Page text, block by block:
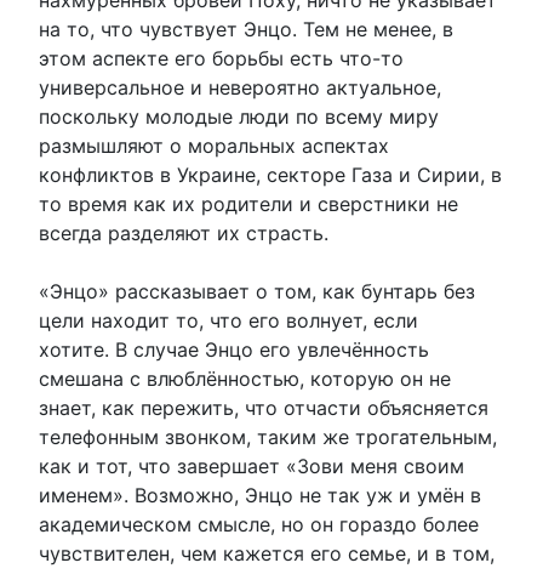
на то, что чувствует Энцо. Тем не менее, в
этом аспекте его борьбы есть что-то
универсальное и невероятно актуальное,
поскольку молодые люди по всему миру
размышляют о моральных аспектах
конфликтов в Украине, секторе Газа и Сирии, в
то время как их родители и сверстники не
всегда разделяют их страсть.
«Энцо» рассказывает о том, как бунтарь без
цели находит то, что его волнует, если
хотите. В случае Энцо его увлечённость
смешана с влюблённостью, которую он не
знает, как пережить, что отчасти объясняется
телефонным звонком, таким же трогательным,
как и тот, что завершает «Зови меня своим
именем». Возможно, Энцо не так уж и умён в
академическом смысле, но он гораздо более
чувствителен, чем кажется его семье, и в том,